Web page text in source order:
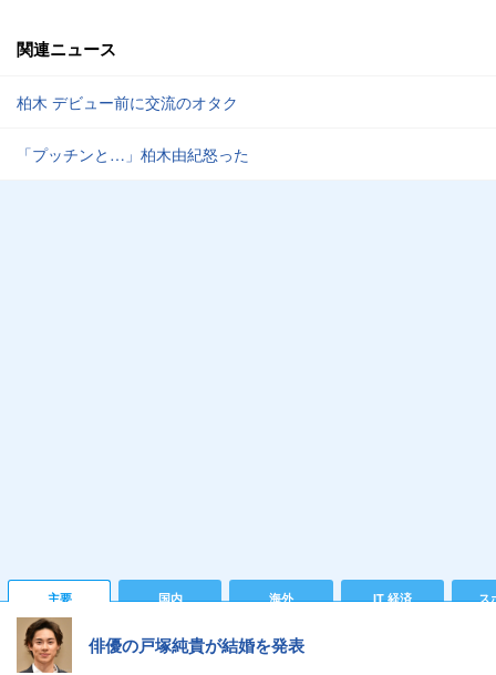
関連ニュース
柏木 デビュー前に交流のオタク
「プッチンと…」柏木由紀怒った
主要 国内 海外 IT 経済 ス
俳優の戸塚純貴が結婚を発表